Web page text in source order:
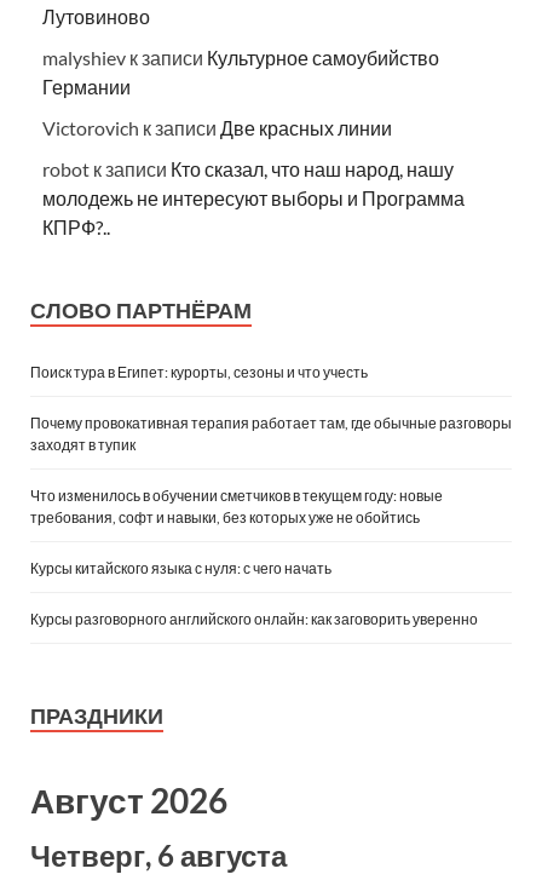
Лутовиново
malyshiev к записи Культурное самоубийство
Германии
Victorovich к записи Две красных линии
robot к записи Кто сказал, что наш народ, нашу
молодежь не интересуют выборы и Программа
КПРФ?..
СЛОВО ПАРТНЁРАМ
Поиск тура в Египет: курорты, сезоны и что учесть
Почему провокативная терапия работает там, где обычные разговоры
заходят в тупик
Что изменилось в обучении сметчиков в текущем году: новые
требования, софт и навыки, без которых уже не обойтись
Курсы китайского языка с нуля: с чего начать
Курсы разговорного английского онлайн: как заговорить уверенно
ПРАЗДНИКИ
Август 2026
Четверг, 6 августа